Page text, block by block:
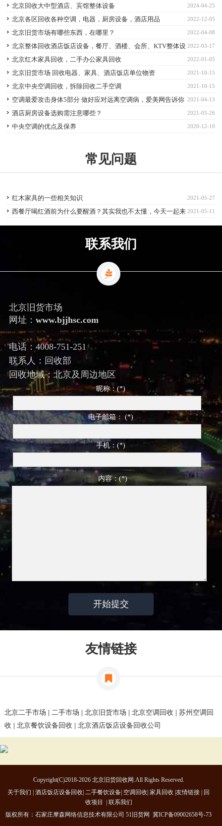
2024-04-25
北京回收大中型酒店、宾馆整体设备
2022-12-05
北京各区回收各种空调，电器，厨房设备，酒店用品
2022-04-08
北京旧货市场有哪些东西，在哪里？
2022-03-17
北京整体回收酒店饭店设备，餐厅、酒楼、会所、KTV整体设
备回收
2022-01-05
北京红木家具回收，二手办公家具回收
2021-10-15
北京旧货市场 回收电器、家具、酒店饭店单位物资
2021-10-15
北京中央空调回收，拆除回收二手空调
2021-04-13
空调最爱攻击身体5部分 做好应对远离空调病，爱美网告诉你
如何预防空调病
2021-03-26
酒店厨房设备选购需注意哪些？
2020-12-10
中央空调的优点及保养
常见问题
2021-05-27
红木家具的一些相关知识
2021-05-11
西餐厅喝红酒前为什么要醒酒？其实我也不太懂，今天一起来
看看吧
联系我们
北京旧货市场
网址： www.bjjhsc.com
电话：4008-751-251
联系人：回收部
回收地域：北京及周边地区
昵称：(*)
电子邮箱： (*)
手机：(*)
内容：(*)
友情链接
北京二手市场 二手市场 北京旧货市场 北京空调回收
苏州空调回
收
北京餐饮设备回收 北京酒店饭店设备回收公司
Copyright(C)2018-2026 北京旧货回收网.All Rights Reserved.
关于我们 | 酒店饭店设备回收| 二手餐饮设备| 空调回收| 家具回收 |友情链接 | 回
收项目
| 联系我们
版权所有：石家庄摩森网络信息技术有限公司 51旧货网 冀ICP备09002658号-73